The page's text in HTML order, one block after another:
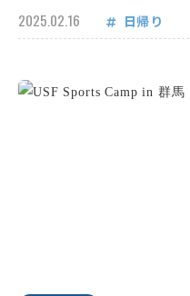
2025.02.16 日帰り